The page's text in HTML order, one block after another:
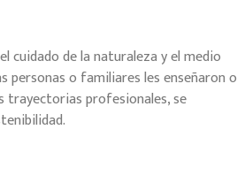
cuidado de la naturaleza y el medio
o familiares les enseñaron o
trayectorias profesionales, se